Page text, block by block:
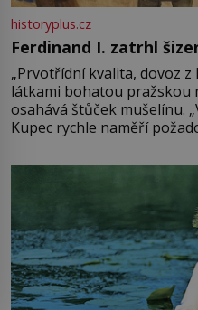
historyplus.cz
Ferdinand I. zatrhl
„Prvotřídní kvalita, dovoz z
látkami bohatou pražskou
osahává štůček mušelínu.
Kupec rychle naměří
milostpaní. Stačí jenom na
množství růžového